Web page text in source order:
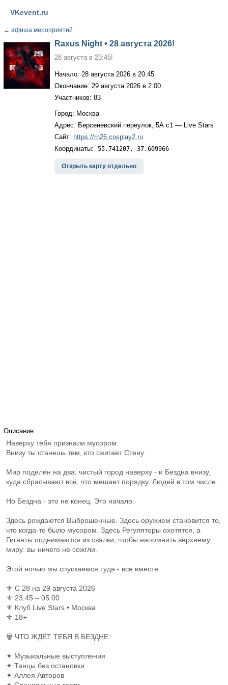
VKevent.ru
← афиша мероприятий
Raxus Night • 28 августа 2026!
28 августа в 23:45!
Начало: 28 августа 2026 в 20:45
Окончание: 29 августа 2026 в 2:00
Участников: 83
Город: Москва
Адрес: Берсеневский переулок, 5А с1 — Live Stars
Сайт: https://rn26.cosplay2.ru
Координаты: 55.741207, 37.609966
Открыть карту отдельно
Описание:
Наверху тебя признали мусором.
Внизу ты станешь тем, кто сжигает Стену.
Мир поделён на два: чистый город наверху - и Бездна внизу,
куда сбрасывают всё, что мешает порядку. Людей в том числе.
Но Бездна - это не конец. Это начало.
Здесь рождаются Выброшенные. Здесь оружием становится то,
что когда-то было мусором. Здесь Регуляторы охотятся, а
Гиганты поднимаются из свалки, чтобы напомнить верхнему
миру: вы ничего не сожгли.
Этой ночью мы спускаемся туда - все вместе.
⚜ С 28 на 29 августа 2026
⚜ 23:45 – 05:00
⚜ Клуб Live Stars • Москва
⚜ 18+
🗑 ЧТО ЖДЁТ ТЕБЯ В БЕЗДНЕ:
✦ Музыкальные выступления
✦ Танцы без остановки
✦ Аллея Авторов